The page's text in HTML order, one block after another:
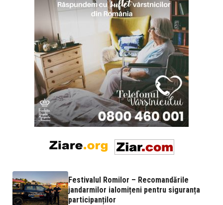
Festivalul Romilor – Recomandările
jandarmilor ialomițeni pentru siguranța
participanților